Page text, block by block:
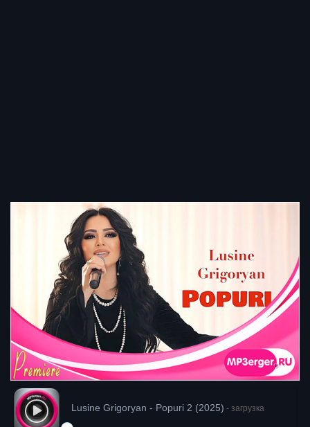
Lusine Grigoryan - Popuri 2 (2025) - загрузка